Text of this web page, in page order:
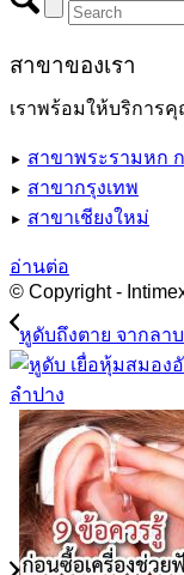
สาขาของเรา
เราพร้อมให้บริการ
► สาขาพระรามหก
► สาขากรุงเทพ
► สาขาเชียงใหม่
อ่านต่อ
© Copyright -
หูดับถึงตาย จากลา